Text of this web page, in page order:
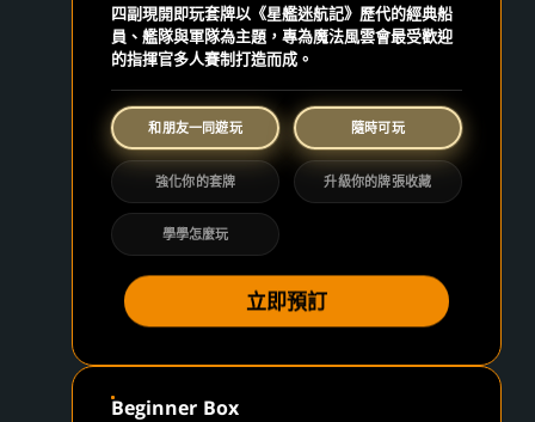
四副現開即玩套牌以《星艦迷航記》歷代的經典船
員、艦隊與軍隊為主題，專為魔法風雲會最受歡迎
的指揮官多人賽制打造而成。
和朋友一同遊玩 隨時可玩
強化你的套牌 升級你的牌張收藏
學學怎麼玩
立即預訂
Beginner Box